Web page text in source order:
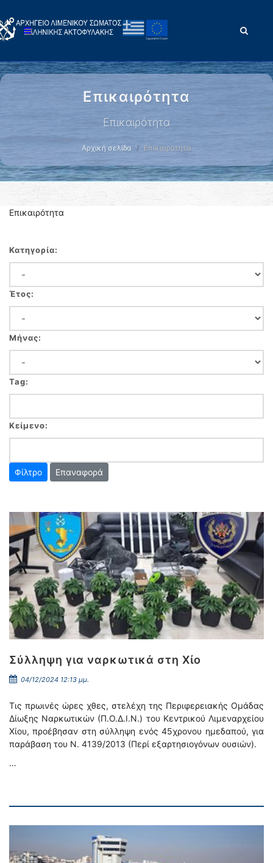
Επικαιρότητα
Επικαιρότητα
Αρχική σελίδα Επικαιρότητα
Επικαιρότητα
Κατηγορία:
Έτος:
Μήνας:
Tag:
Κείμενο:
Επαναφορά
Σύλληψη για ναρκωτικά στη Χίο
04/12/2024 12:13 μμ.
Τις πρωινές ώρες χθες, στελέχη της Περιφερειακής Ομάδας
Δίωξης Ναρκωτικών (Π.Ο.Δ.Ι.Ν.) του Κεντρικού Λιμεναρχείου
Χίου, προέβησαν στη σύλληψη ενός 45χρονου ημεδαπού, για
παράβαση του Ν. 4139/2013 (Περί εξαρτησιογόνων ουσιών).
…